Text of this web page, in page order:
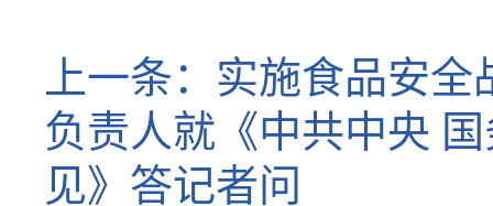
上一条： 实施食品安
负责人就《中共中央
见》答记者问